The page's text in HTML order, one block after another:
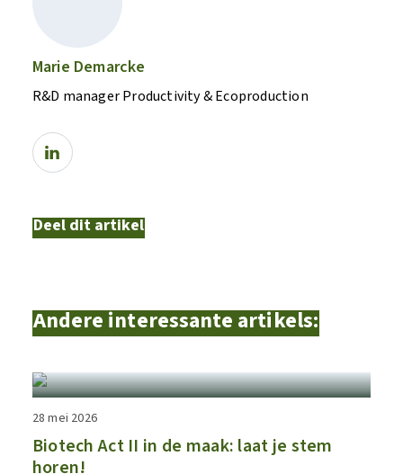
Marie Demarcke
R&D manager Productivity & Ecoproduction
Deel dit artikel
Andere interessante artikels:
28 mei 2026
Biotech Act II in de maak: laat je stem
horen!